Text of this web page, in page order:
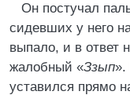
Он постучал
сидевших у него
выпало, и в ответ
жалобный «Ззып».
уставился прямо